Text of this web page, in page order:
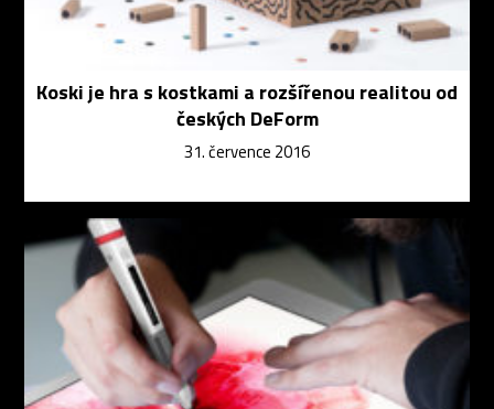
Koski je hra s kostkami a rozšířenou realitou od
českých DeForm
31. července 2016